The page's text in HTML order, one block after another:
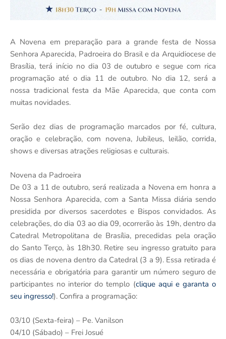
A Novena em preparação para a grande festa de Nossa
Senhora Aparecida, Padroeira do Brasil e da Arquidiocese de
Brasília, terá início no dia 03 de outubro e segue com rica
programação até o dia 11 de outubro. No dia 12, será a
nossa tradicional festa da Mãe Aparecida, que conta com
muitas novidades.
Serão dez dias de programação marcados por fé, cultura,
oração e celebração, com novena, Jubileus, leilão, corrida,
shows e diversas atrações religiosas e culturais.
Novena da Padroeira
De 03 a 11 de outubro, será realizada a Novena em honra a
Nossa Senhora Aparecida, com a Santa Missa diária sendo
presidida por diversos sacerdotes e Bispos convidados. As
celebrações, do dia 03 ao dia 09, ocorrerão às 19h, dentro da
Catedral Metropolitana de Brasília, precedidas pela oração
do Santo Terço, às 18h30. Retire seu ingresso gratuito para
os dias de novena dentro da Catedral (3 a 9). Essa retirada é
necessária e obrigatória para garantir um número seguro de
participantes no interior do templo (clique aqui e garanta o
seu ingresso!). Confira a programação:
03/10 (Sexta-feira) – Pe. Vanilson
04/10 (Sábado) – Frei Josué